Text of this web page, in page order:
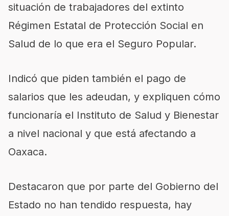
situación de trabajadores del extinto
Régimen Estatal de Protección Social en
Salud de lo que era el Seguro Popular.
Indicó que piden también el pago de
salarios que les adeudan, y expliquen cómo
funcionaría el Instituto de Salud y Bienestar
a nivel nacional y que está afectando a
Oaxaca.
Destacaron que por parte del Gobierno del
Estado no han tendido respuesta, hay